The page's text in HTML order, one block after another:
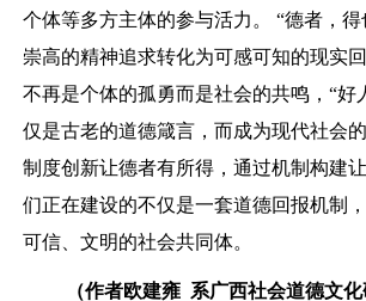
个体等多方主体的参与活力。 “德者，得
崇高的精神追求转化为可感可知的现实
不再是个体的孤勇而是社会的共鸣，“好
仅是古老的道德箴言，而成为现代社会
制度创新让德者有所得，通过机制构建
们正在建设的不仅是一套道德回报机制
可信、文明的社会共同体。
（作者欧建雍 系广西社会道德文